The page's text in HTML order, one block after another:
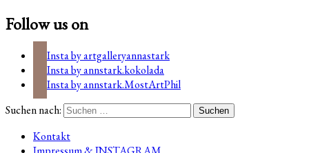
Follow us on
Insta by artgalleryannastark
Insta by annstark.kokolada
Insta by annstark.MostArtPhil
Suchen nach:
Kontakt